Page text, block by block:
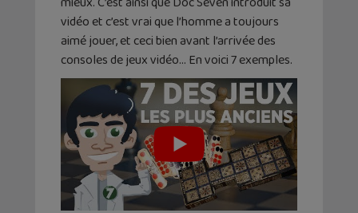
vidéo et c’est vrai que l’homme a toujours
aimé jouer, et ceci bien avant l’arrivée des
consoles de jeux vidéo… En voici 7 exemples.